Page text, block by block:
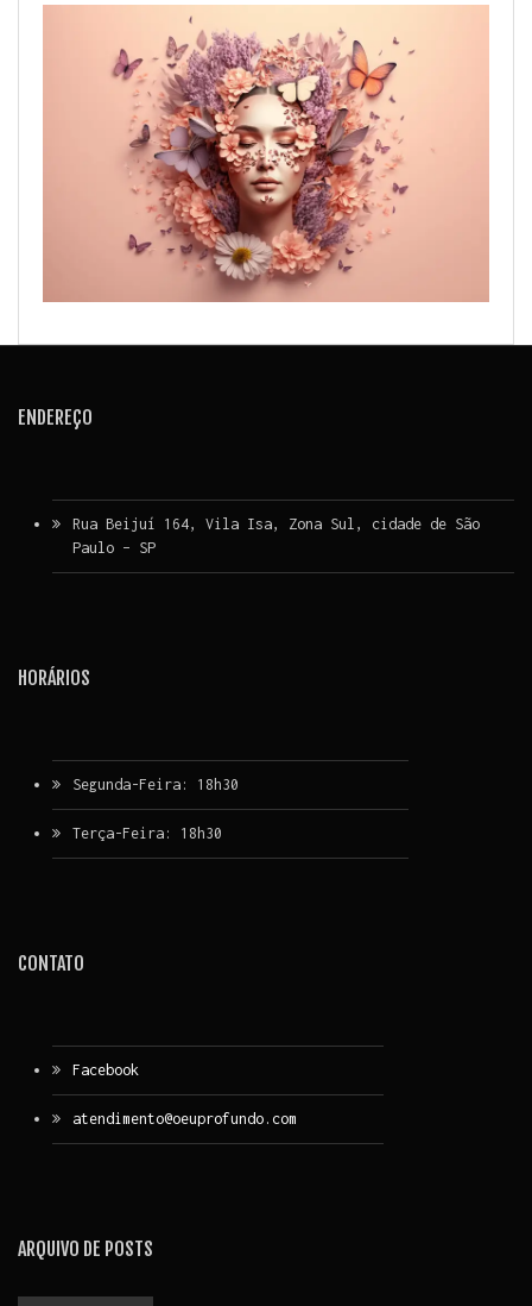
ENDEREÇO
Rua Beijuí 164, Vila Isa, Zona Sul, cidade de São
Paulo – SP
HORÁRIOS
Segunda-Feira: 18h30
Terça-Feira: 18h30
CONTATO
Facebook
atendimento@oeuprofundo.com
ARQUIVO DE POSTS